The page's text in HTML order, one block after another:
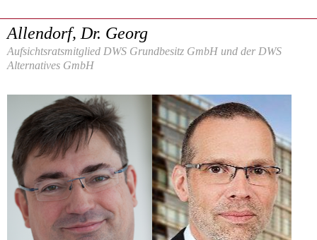
Allendorf, Dr. Georg
Aufsichtsratsmitglied DWS Grundbesitz GmbH und der DWS
Alternatives GmbH